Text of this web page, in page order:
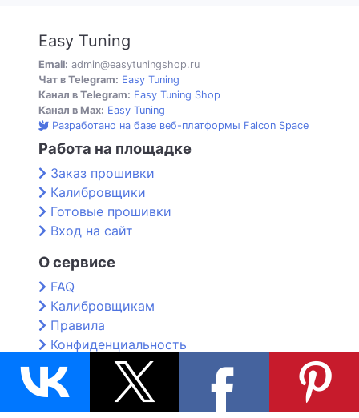
Easy Tuning
Email: admin@easytuningshop.ru
Чат в Telegram: Easy Tuning
Канал в Telegram: Easy Tuning Shop
Канал в Max: Easy Tuning
Разработано на базе веб-платформы Falcon Space
Работа на площадке
Заказ прошивки
Калибровщики
Готовые прошивки
Вход на сайт
О сервисе
FAQ
Калибровщикам
Правила
Конфиденциальность
Контакты